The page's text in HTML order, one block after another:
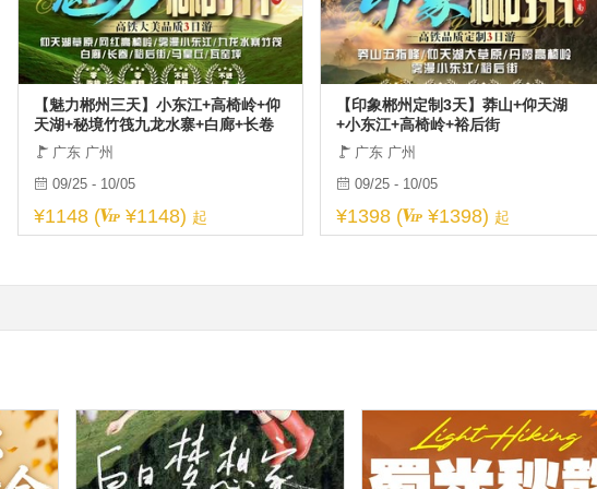
【魅力郴州三天】小东江+高椅岭+仰
天湖+秘境竹筏九龙水寨+白廊+长卷
+裕后街+马皇丘/瓦窑坪
广东 广州
09/25 - 10/05
¥1148 ( ¥1148) 起
【印象郴州定制3天】莽山+仰天湖
+小东江+高椅岭+裕后街
广东 广州
09/25 - 10/05
¥1398 ( ¥1398) 起